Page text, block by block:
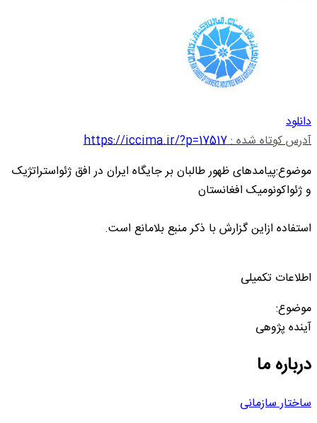
دانلود
آدرس کوتاه شده :https://iccima.ir/?p=17517
موضوع:پیامدهای ظهور طالبان بر جایگاه ایران در افق ژئواستراتژیک
و ژئواکونومیک افغانستان
استفاده ازاین گزارش با ذکر منبع بلامانع است.
اطلاعات تکمیلی
موضوع:
آینده پژوهی
درباره ما
ساختار سازمانی